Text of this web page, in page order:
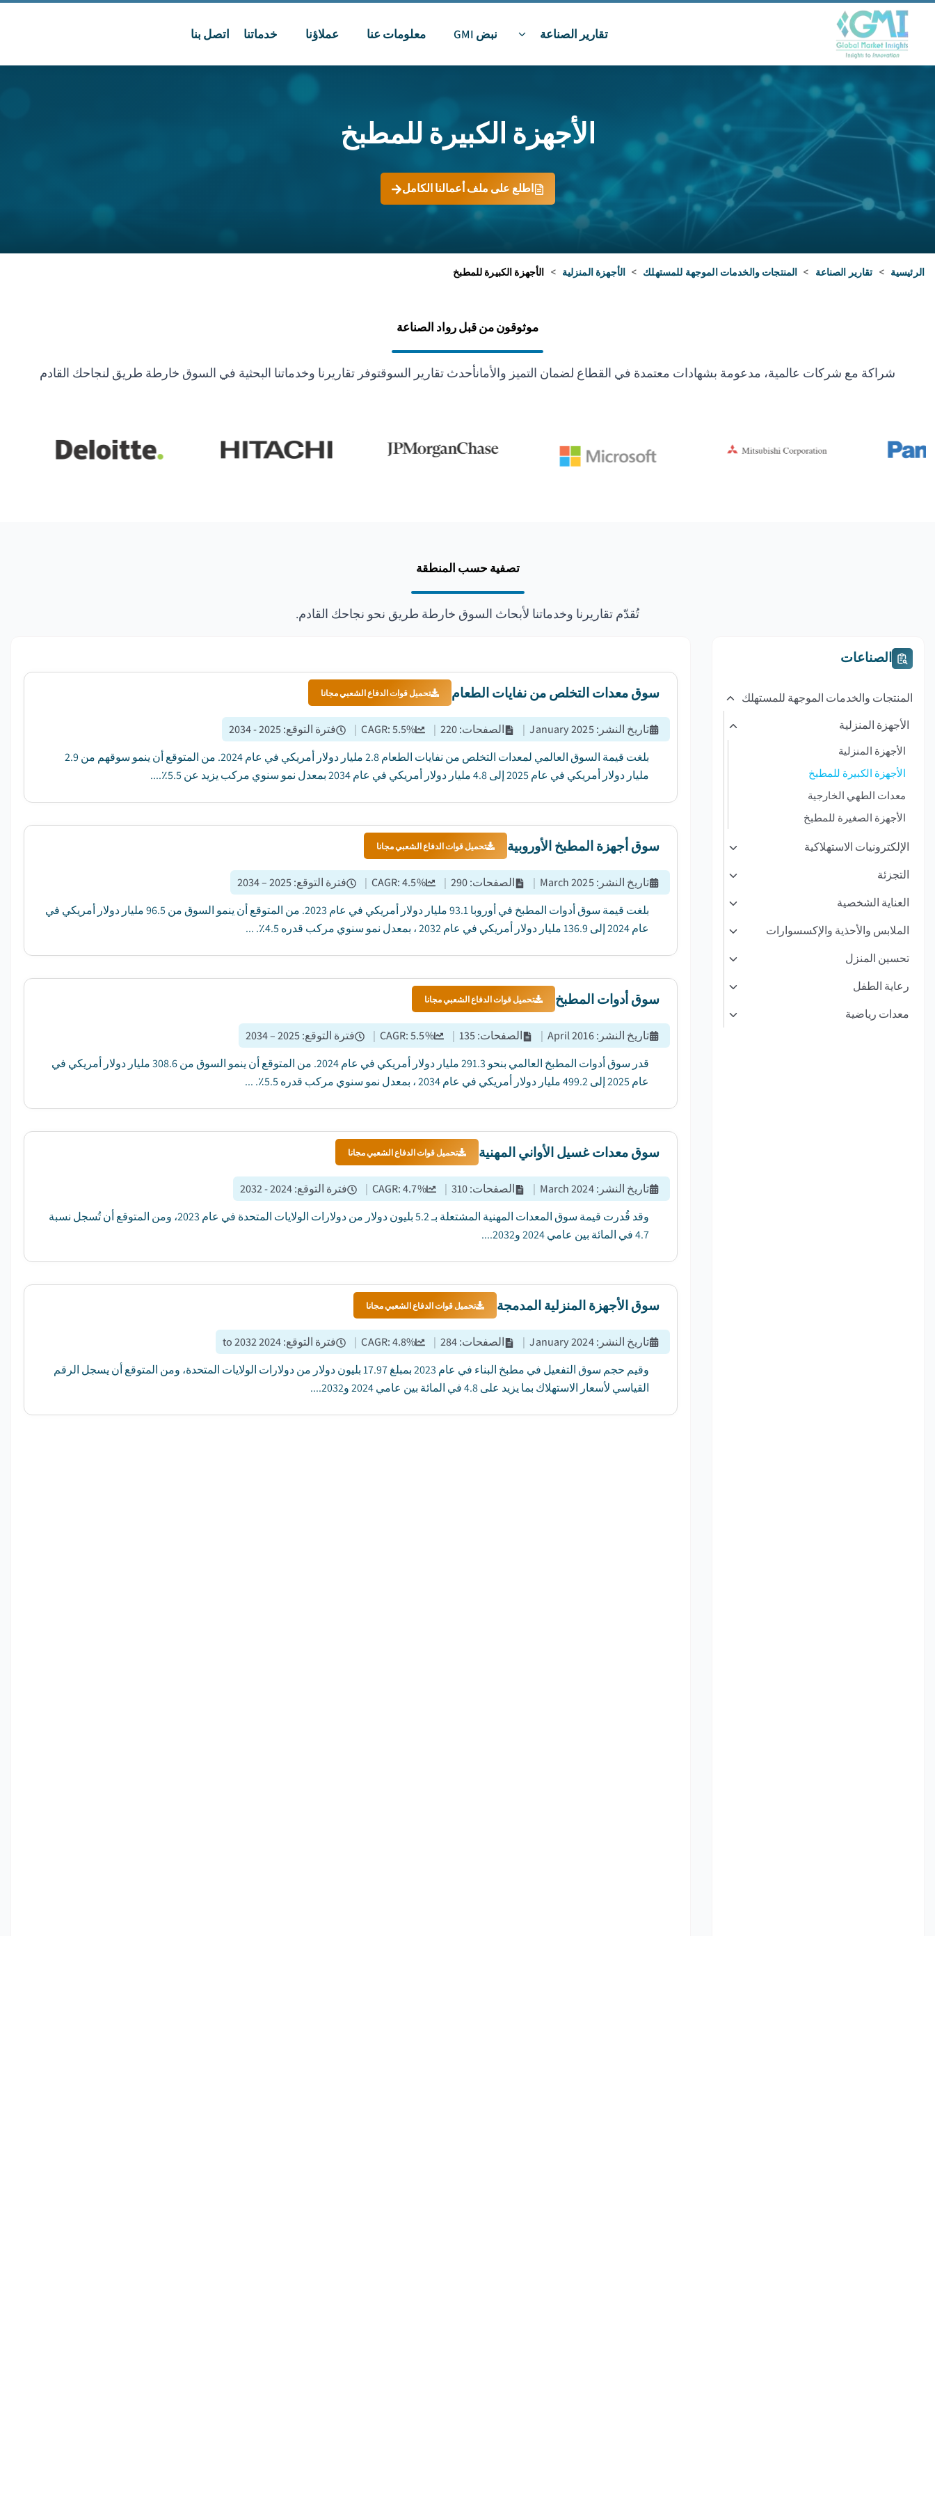
تقارير الصناعة نبض GMI معلومات عنا عملاؤنا خدماتنا اتصل بنا
الأجهزة الكبيرة للمطبخ
اطلع على ملف أعمالنا الكامل
الرئيسية > تقارير الصناعة > المنتجات والخدمات الموجهة للمستهلك > الأجهزة المنزلية > الأجهزة الكبيرة للمطبخ
موثوقون من قبل رواد الصناعة
شراكة مع شركات عالمية، مدعومة بشهادات معتمدة في القطاع لضمان التميز والأمانأحدث تقارير السوقتوفر تقاريرنا وخدماتنا البحثية في السوق خارطة طريق لنجاحك القادم
تصفية حسب المنطقة
تُقدّم تقاريرنا وخدماتنا لأبحاث السوق خارطة طريق نحو نجاحك القادم.
الصناعات
المنتجات والخدمات الموجهة للمستهلك
الأجهزة المنزلية
الأجهزة المنزلية
الأجهزة الكبيرة للمطبخ
معدات الطهي الخارجية
الأجهزة الصغيرة للمطبخ
الإلكترونيات الاستهلاكية
التجزئة
العناية الشخصية
الملابس والأحذية والإكسسوارات
تحسين المنزل
رعاية الطفل
معدات رياضية
سوق معدات التخلص من نفايات الطعام تحميل قوات الدفاع الشعبي مجانا
تاريخ النشر :
January 2025
| الصفحات:
220
|
CAGR:5.5%
| فترة التوقع:
2025 - 2034
بلغت قيمة السوق العالمي لمعدات التخلص من نفايات الطعام 2.8 مليار دولار أمريكي في عام 2024. من المتوقع أن ينمو سوقهم من 2.9
مليار دولار أمريكي في عام 2025 إلى 4.8 مليار دولار أمريكي في عام 2034 بمعدل نمو سنوي مركب يزيد عن 5.5٪....
سوق أجهزة المطبخ الأوروبية تحميل قوات الدفاع الشعبي مجانا
تاريخ النشر :
March 2025
| الصفحات:
290
|
CAGR:4.5%
| فترة التوقع:
2025 – 2034
بلغت قيمة سوق أدوات المطبخ في أوروبا 93.1 مليار دولار أمريكي في عام 2023. من المتوقع أن ينمو السوق من 96.5 مليار دولار أمريكي في
عام 2024 إلى 136.9 مليار دولار أمريكي في عام 2032 ، بمعدل نمو سنوي مركب قدره 4.5٪. ...
سوق أدوات المطبخ تحميل قوات الدفاع الشعبي مجانا
تاريخ النشر :
April 2016
| الصفحات:
135
|
CAGR:5.5%
| فترة التوقع:
2025 – 2034
قدر سوق أدوات المطبخ العالمي بنحو 291.3 مليار دولار أمريكي في عام 2024. من المتوقع أن ينمو السوق من 308.6 مليار دولار أمريكي في
عام 2025 إلى 499.2 مليار دولار أمريكي في عام 2034 ، بمعدل نمو سنوي مركب قدره 5.5٪. ...
سوق معدات غسيل الأواني المهنية تحميل قوات الدفاع الشعبي مجانا
تاريخ النشر :
March 2024
| الصفحات:
310
|
CAGR:4.7%
| فترة التوقع:
2024 - 2032
وقد قُدرت قيمة سوق المعدات المهنية المشتعلة بـ 5.2 بليون دولار من دولارات الولايات المتحدة في عام 2023، ومن المتوقع أن تُسجل نسبة
4.7 في المائة بين عامي 2024 و2032....
سوق الأجهزة المنزلية المدمجة تحميل قوات الدفاع الشعبي مجانا
تاريخ النشر :
January 2024
| الصفحات:
284
|
CAGR:4.8%
| فترة التوقع:
2024 to 2032
وقيم حجم سوق التفعيل في مطبخ البناء في عام 2023 بمبلغ 17.97 بليون دولار من دولارات الولايات المتحدة، ومن المتوقع أن يسجل الرقم
القياسي لأسعار الاستهلاك بما يزيد على 4.8 في المائة بين عامي 2024 و2032....